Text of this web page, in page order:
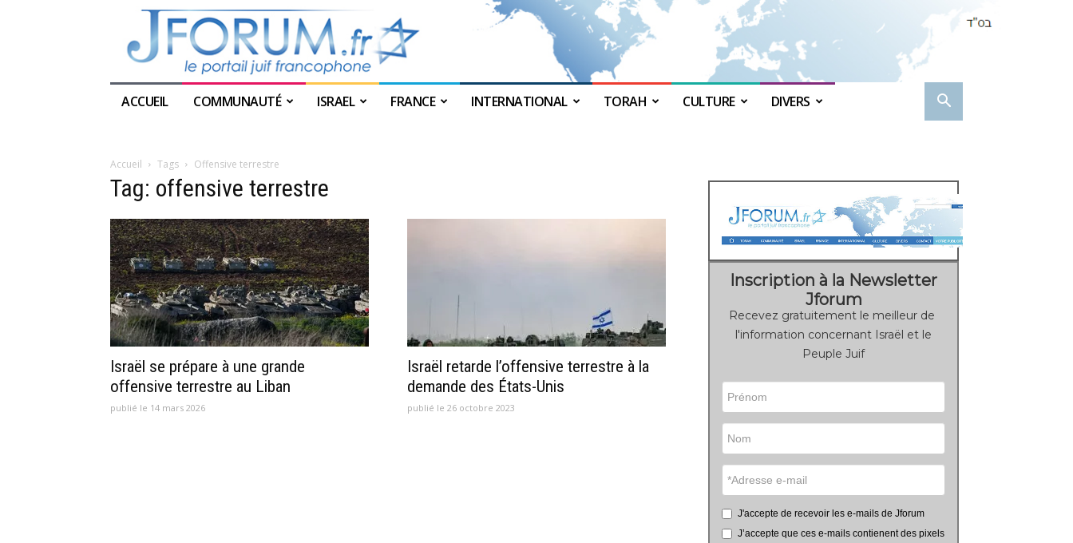
ACCUEIL COMMUNAUTÉ ISRAEL FRANCE INTERNATIONAL TORAH CULTURE DIVERS
Accueil Tags Offensive terrestre
Tag: offensive terrestre
Israël se prépare à une grande
offensive terrestre au Liban
publié le 14 mars 2026
Israël retarde l’offensive terrestre à la
demande des États-Unis
publié le 26 octobre 2023
Inscription à la Newsletter
Jforum
Recevez gratuitement le meilleur de
l'information concernant Israël et le
Peuple Juif
J'accepte de recevoir les e-mails de Jforum
J’accepte que ces e-mails contienent des pixels